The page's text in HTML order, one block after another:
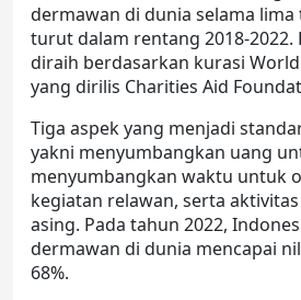
dermawan di dunia selama
turut dalam rentang 2018-2022.
diraih berdasarkan kurasi
yang dirilis Charities Aid
Tiga aspek yang menjadi
yakni menyumbangkan uang
menyumbangkan waktu untuk
kegiatan relawan, serta
asing. Pada tahun 2022,
dermawan di dunia mencapai
68%.